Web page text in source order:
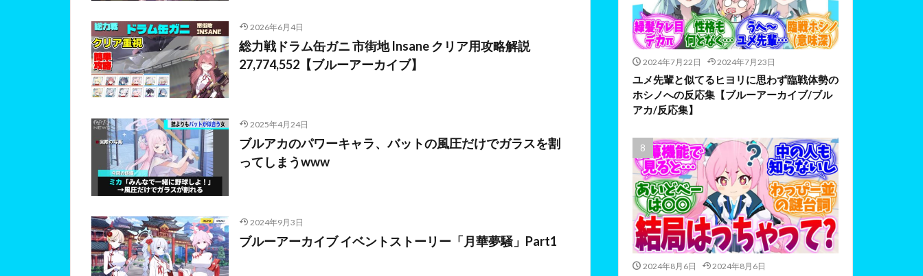
2026年6月4日
総力戦ドラム缶ガニ 市街地 Insane クリア用攻略解説
27,774,552【ブルーアーカイブ】
2025年4月24日
ブルアカのパワーキャラ、バットの風圧だけでガラスを割
ってしまうwww
2024年9月3日
ブルーアーカイブ イベントストーリー「月華夢騒」Part1
2024年7月22日 2024年7月23日
ユメ先輩と似てるヒヨリに思わず臨戦体勢の
ホシノへの反応集【ブルーアーカイブ/ブル
アカ/反応集】
2024年8月6日 2024年8月6日